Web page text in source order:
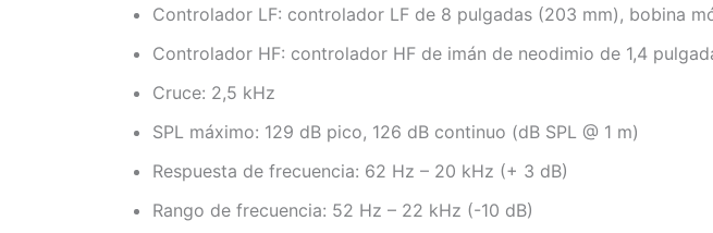
Controlador LF: controlador LF de 8 pulgadas (203 mm), bobina
Controlador HF: controlador HF de imán de neodimio de 1,4
Cruce: 2,5 kHz
SPL máximo: 129 dB pico, 126 dB continuo (dB SPL @ 1 m)
Respuesta de frecuencia: 62 Hz – 20 kHz (+ 3 dB)
Rango de frecuencia: 52 Hz – 22 kHz (-10 dB)